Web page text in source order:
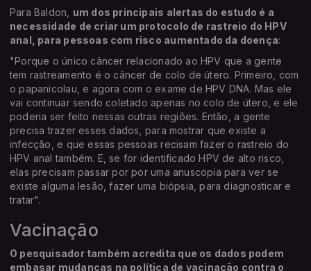
Para Baldon, um dos principais alertas do estudo é a
necessidade de criar um protocolo de rastreio do HPV
anal, para pessoas com risco aumentado da doença:
"Porque o único câncer relacionado ao HPV que a gente
tem rastreamento é o câncer de colo de útero. Primeiro, com
o papanicolau, e agora com o exame de HPV DNA. Mas ele
vai continuar sendo coletado apenas no colo de útero, e ele
poderia ser feito nessas outras regiões. Então, a gente
precisa trazer esses dados, para mostrar que existe a
infecção, e que essas pessoas recisam fazer o rastreio do
HPV anal também. E, se for identificado HPV de alto risco,
elas precisam passar por por uma anuscopia para ver se
existe alguma lesão, fazer uma biópsia, para diagnosticar e
tratar".
Vacinação
O pesquisador também acredita que os dados podem
embasar mudanças na política de vacinação contra o